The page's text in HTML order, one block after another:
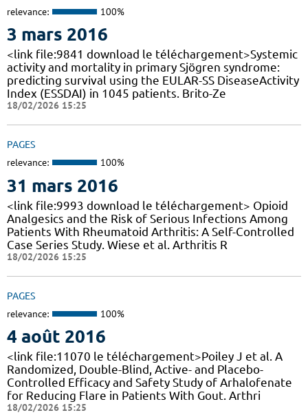
relevance: 100%
3 mars 2016
<link file:9841 download le téléchargement>Systemic
activity and mortality in primary Sjögren syndrome:
predicting survival using the EULAR-SS DiseaseActivity
Index (ESSDAI) in 1045 patients. Brito-Ze
18/02/2026 15:25
PAGES
relevance: 100%
31 mars 2016
<link file:9993 download le téléchargement> Opioid
Analgesics and the Risk of Serious Infections Among
Patients With Rheumatoid Arthritis: A Self-Controlled
Case Series Study. Wiese et al. Arthritis R
18/02/2026 15:25
PAGES
relevance: 100%
4 août 2016
<link file:11070 le téléchargement>Poiley J et al. A
Randomized, Double-Blind, Active- and Placebo-
Controlled Efficacy and Safety Study of Arhalofenate
for Reducing Flare in Patients With Gout. Arthri
18/02/2026 15:25